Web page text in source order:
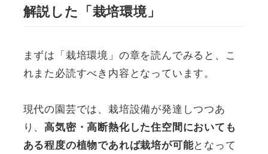
解説した「栽培環境」
まずは「栽培環境」の章を読んでみると、こ
れまた必読すべき内容となっています。
現代の園芸では、栽培設備が発達しつつあ
り、高気密・高断熱化した住空間においても
ある程度の植物であれば栽培が可能となって